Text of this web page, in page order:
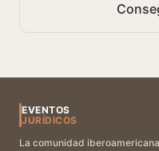
EVENTOS
JURÍDICOS
La comunidad